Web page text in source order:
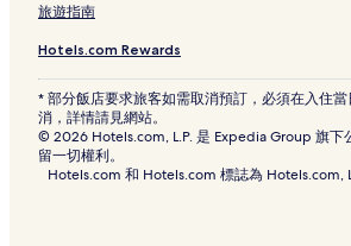
旅遊指南
Hotels.com Rewards
* 部分飯店要求旅客如需取消預訂，必須在入住
消，詳情請見網站。
© 2026 Hotels.com, L.P. 是 Expedia Group 旗下
留一切權利。
Hotels.com 和 Hotels.com 標誌為 Hotels.com,